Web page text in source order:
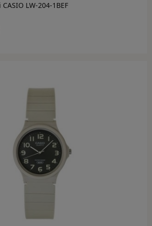
LW-204-1BEF
do koszyka